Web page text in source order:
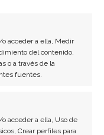
acceder a ella, Medir
del contenido,
o a través de la
fuentes.
acceder a ella, Uso de
Crear perfiles para
Silva
digital,
móviles.
→